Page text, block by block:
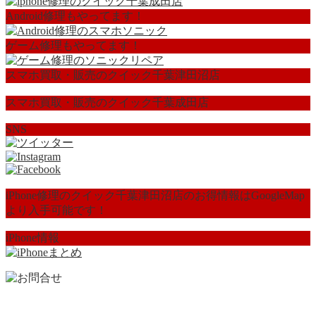
Android修理もやってます！
ゲーム修理もやってます！
スマホ買取・販売のクイック千葉津田沼店
スマホ買取・販売のクイック千葉成田店
SNS
iPhone修理のクイック千葉津田沼店のお得情報はGoogleMap
より入手可能です！
iPhone情報